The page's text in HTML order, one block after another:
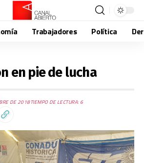
Trabajadores Política
en pie de lucha
DE 2018TIEMPO DE LECTURA: 6